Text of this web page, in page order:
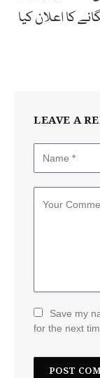
کا اعلان کیا
LEAVE A
Save my
for the next